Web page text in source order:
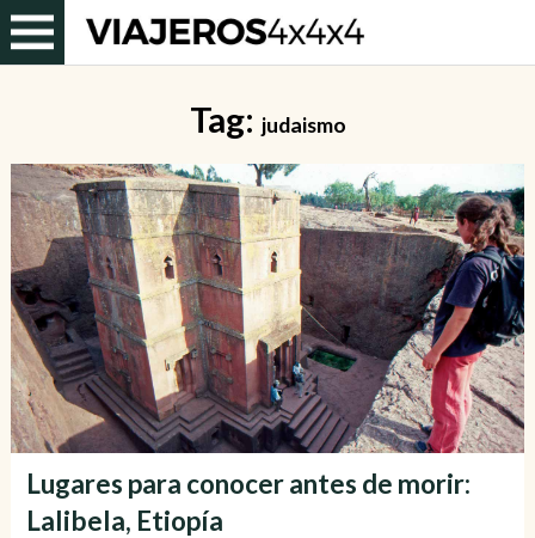
Tag: judaismo
Lugares para conocer antes de morir:
Lalibela, Etiopía